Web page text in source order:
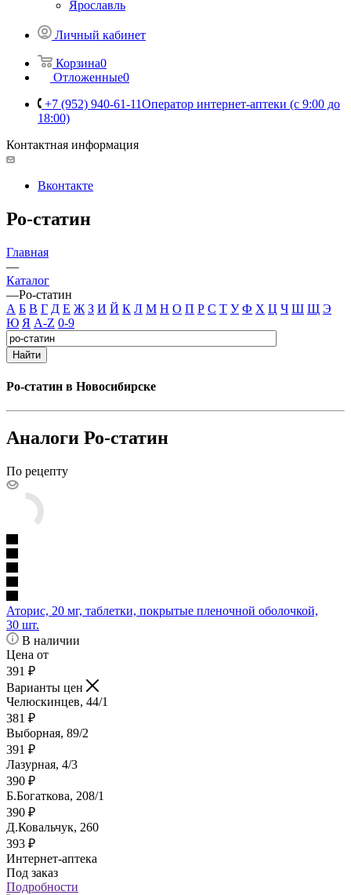
Ярославль
Личный кабинет
Корзина0
Отложенные0
+7 (952) 940-61-11Оператор интернет-аптеки (с 9:00 до
18:00)
Контактная информация
Вконтакте
Ро-статин
Главная
—
Каталог
—Ро-статин
А Б В Г Д Е Ж З И Й К Л М Н О П Р С Т У Ф Х Ц Ч Ш Щ Э
Ю Я A-Z 0-9
Найти
Ро-статин в Новосибирске
Аналоги Ро-статин
По рецепту
Аторис, 20 мг, таблетки, покрытые пленочной оболочкой,
30 шт.
В наличии
Цена от
391 ₽
Варианты цен
Челюскинцев, 44/1
381 ₽
Выборная, 89/2
391 ₽
Лазурная, 4/3
390 ₽
Б.Богаткова, 208/1
390 ₽
Д.Ковальчук, 260
393 ₽
Интернет-аптека
Под заказ
Подробности